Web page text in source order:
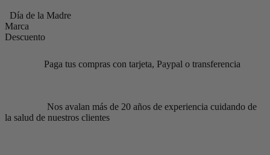
Día de la Madre
Marca
Descuento
Paga tus compras con tarjeta, Paypal o transferencia
Nos avalan más de 20 años de experiencia cuidando de
la salud de nuestros clientes